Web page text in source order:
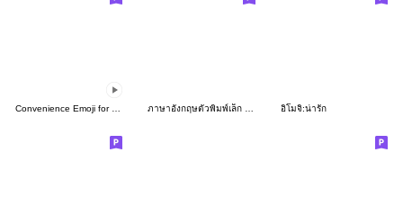
Convenience Emoji for your life! ภาษาอังกฤษตัวพิมพ์เล็ก ในกล่องสี่เหลี่ยม อิโมจิ:น่ารัก